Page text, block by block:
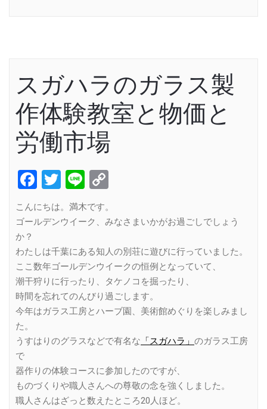
スガハラのガラス製
作体験教室と物価と
労働市場
Facebook
Twitter
Line
こんにちは。満木です。
ゴールデンウイーク、みなさまいかがお過ごしでしょう
か？
わたしは千葉にある知人の別荘に遊びに行っていました。
ここ数年ゴールデンウイークの恒例となっていて、
潮干狩りに行ったり、タケノコを掘ったり、
時間を忘れてのんびり過ごします。
今年はガラス工房とハーブ園、美術館めぐりを楽しみまし
た。
うすはりのグラスなどで有名な 「スガハラ」 のガラス工房
で
器作りの体験コースに参加したのですが、
ものづくりや職人さんへの尊敬の念を強くしました。
職人さんはざっと数えたところ20人ほど。